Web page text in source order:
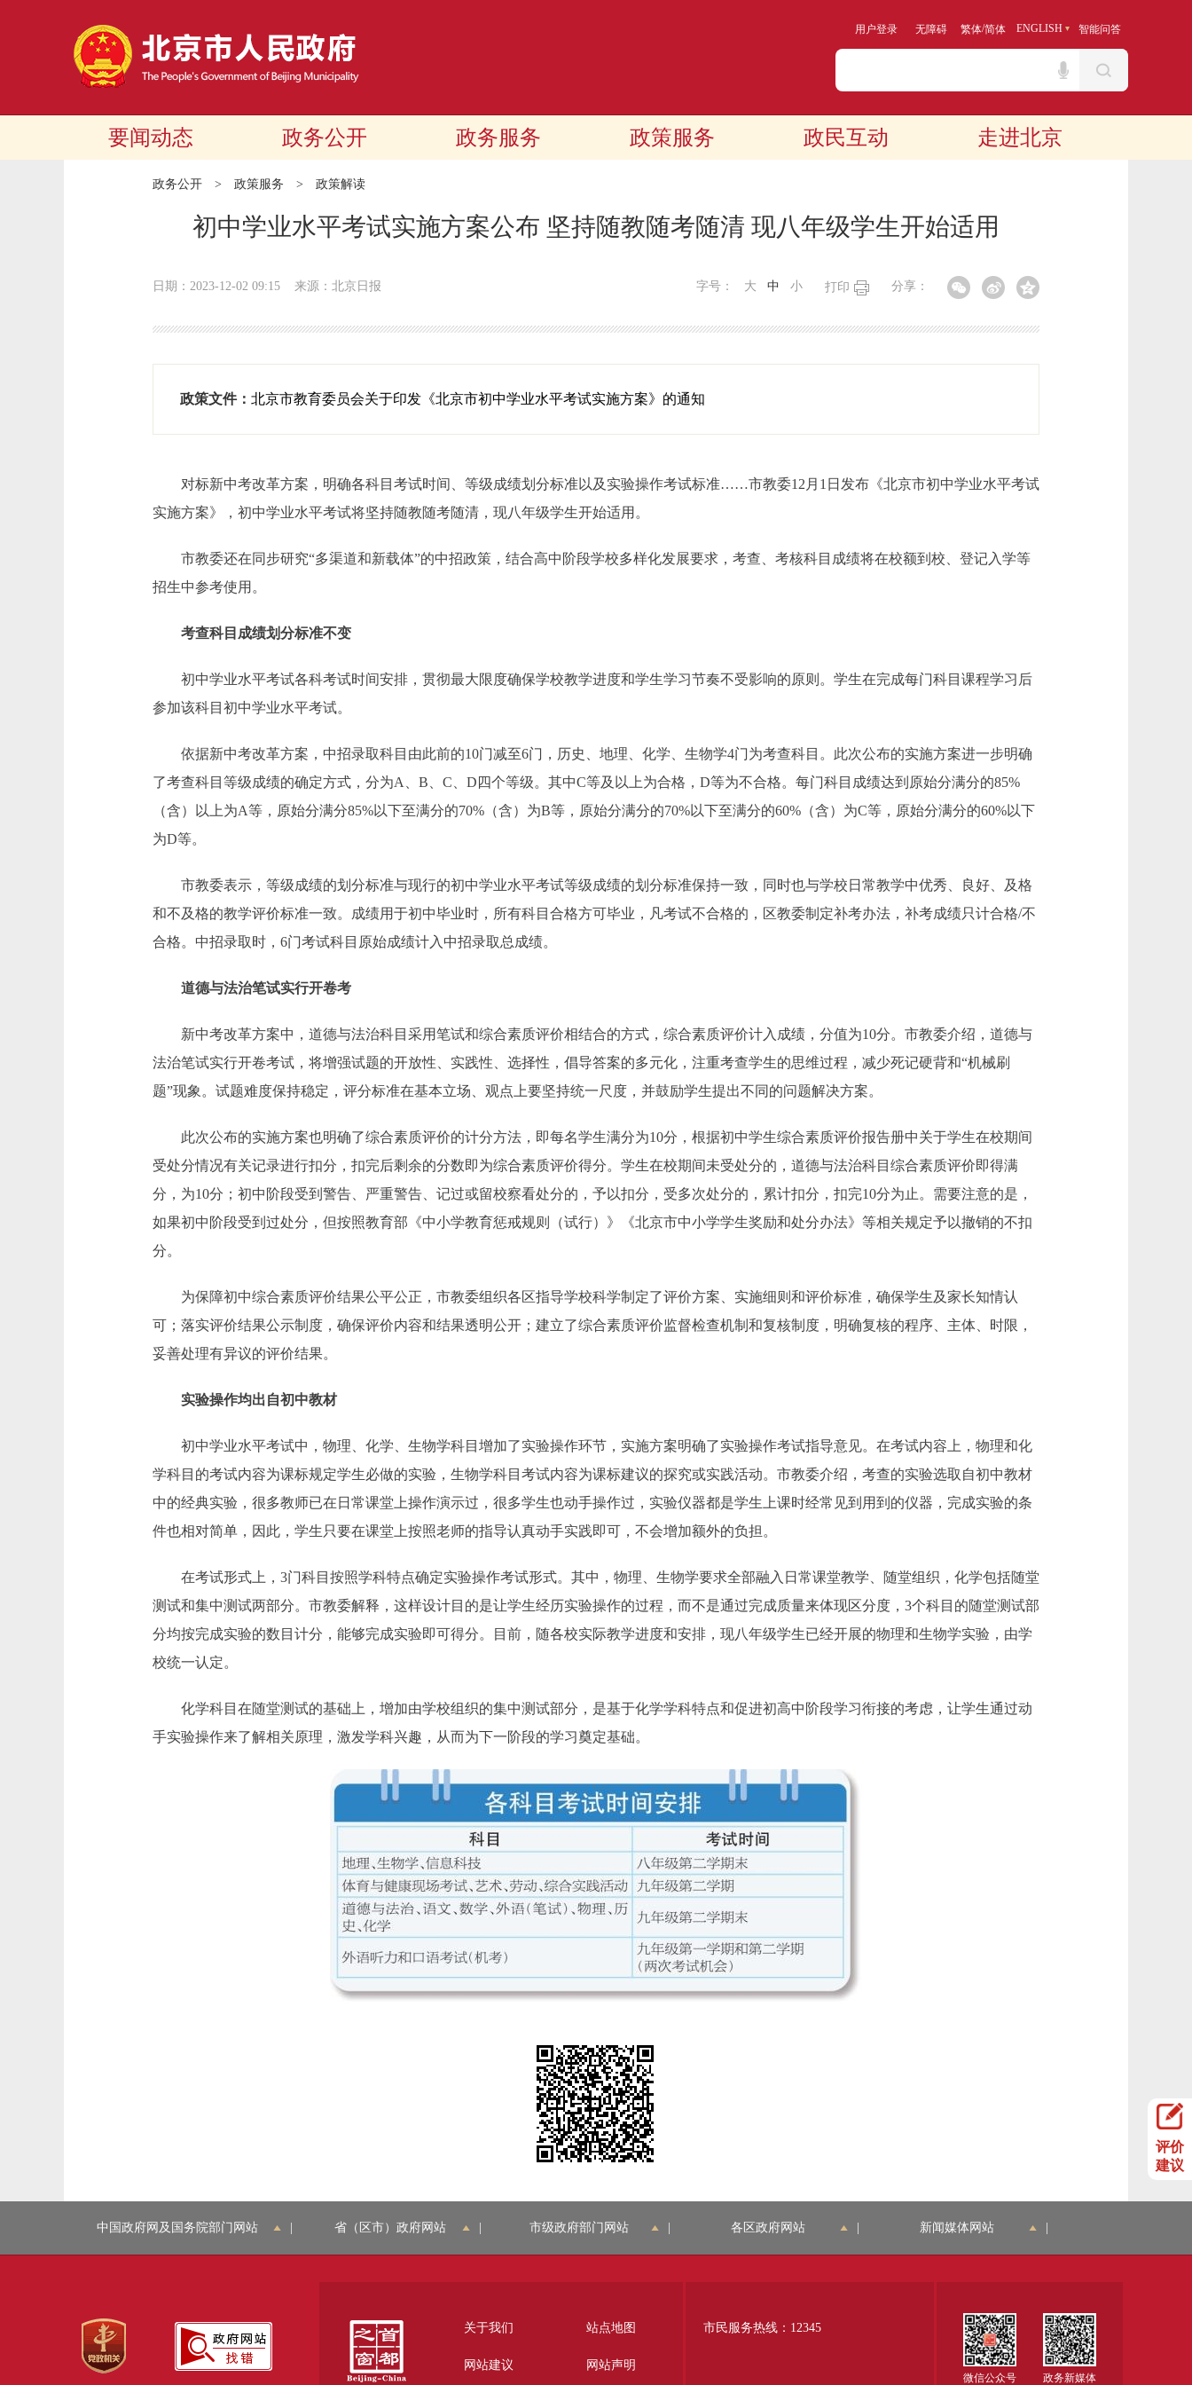
用户登录 无障碍 繁体/简体 ENGLISH 智能问答
要闻动态 政务公开 政务服务 政策服务 政民互动 走进北京
政务公开 > 政策服务 > 政策解读
初中学业水平考试实施方案公布 坚持随教随考随清 现八年级学生开始适用
日期：2023-12-02 09:15 来源：北京日报 分享：
打印
字号： 大 中 小
政策文件： 北京市教育委员会关于印发《北京市初中学业水平考试实施方案》的通知
对标新中考改革方案，明确各科目考试时间、等级成绩划分标准以及实验操作考试标准……市教委12月1日发布《北京市初中学业水平考试
实施方案》，初中学业水平考试将坚持随教随考随清，现八年级学生开始适用。
市教委还在同步研究“多渠道和新载体”的中招政策，结合高中阶段学校多样化发展要求，考查、考核科目成绩将在校额到校、登记入学等
招生中参考使用。
考查科目成绩划分标准不变
初中学业水平考试各科考试时间安排，贯彻最大限度确保学校教学进度和学生学习节奏不受影响的原则。学生在完成每门科目课程学习后
参加该科目初中学业水平考试。
依据新中考改革方案，中招录取科目由此前的10门减至6门，历史、地理、化学、生物学4门为考查科目。此次公布的实施方案进一步明确
了考查科目等级成绩的确定方式，分为A、B、C、D四个等级。其中C等及以上为合格，D等为不合格。每门科目成绩达到原始分满分的85%
（含）以上为A等，原始分满分85%以下至满分的70%（含）为B等，原始分满分的70%以下至满分的60%（含）为C等，原始分满分的60%以下
为D等。
市教委表示，等级成绩的划分标准与现行的初中学业水平考试等级成绩的划分标准保持一致，同时也与学校日常教学中优秀、良好、及格
和不及格的教学评价标准一致。成绩用于初中毕业时，所有科目合格方可毕业，凡考试不合格的，区教委制定补考办法，补考成绩只计合格/不
合格。中招录取时，6门考试科目原始成绩计入中招录取总成绩。
道德与法治笔试实行开卷考
新中考改革方案中，道德与法治科目采用笔试和综合素质评价相结合的方式，综合素质评价计入成绩，分值为10分。市教委介绍，道德与
法治笔试实行开卷考试，将增强试题的开放性、实践性、选择性，倡导答案的多元化，注重考查学生的思维过程，减少死记硬背和“机械刷
题”现象。试题难度保持稳定，评分标准在基本立场、观点上要坚持统一尺度，并鼓励学生提出不同的问题解决方案。
此次公布的实施方案也明确了综合素质评价的计分方法，即每名学生满分为10分，根据初中学生综合素质评价报告册中关于学生在校期间
受处分情况有关记录进行扣分，扣完后剩余的分数即为综合素质评价得分。学生在校期间未受处分的，道德与法治科目综合素质评价即得满
分，为10分；初中阶段受到警告、严重警告、记过或留校察看处分的，予以扣分，受多次处分的，累计扣分，扣完10分为止。需要注意的是，
如果初中阶段受到过处分，但按照教育部《中小学教育惩戒规则（试行）》《北京市中小学学生奖励和处分办法》等相关规定予以撤销的不扣
分。
为保障初中综合素质评价结果公平公正，市教委组织各区指导学校科学制定了评价方案、实施细则和评价标准，确保学生及家长知情认
可；落实评价结果公示制度，确保评价内容和结果透明公开；建立了综合素质评价监督检查机制和复核制度，明确复核的程序、主体、时限，
妥善处理有异议的评价结果。
实验操作均出自初中教材
初中学业水平考试中，物理、化学、生物学科目增加了实验操作环节，实施方案明确了实验操作考试指导意见。在考试内容上，物理和化
学科目的考试内容为课标规定学生必做的实验，生物学科目考试内容为课标建议的探究或实践活动。市教委介绍，考查的实验选取自初中教材
中的经典实验，很多教师已在日常课堂上操作演示过，很多学生也动手操作过，实验仪器都是学生上课时经常见到用到的仪器，完成实验的条
件也相对简单，因此，学生只要在课堂上按照老师的指导认真动手实践即可，不会增加额外的负担。
在考试形式上，3门科目按照学科特点确定实验操作考试形式。其中，物理、生物学要求全部融入日常课堂教学、随堂组织，化学包括随堂
测试和集中测试两部分。市教委解释，这样设计目的是让学生经历实验操作的过程，而不是通过完成质量来体现区分度，3个科目的随堂测试部
分均按完成实验的数目计分，能够完成实验即可得分。目前，随各校实际教学进度和安排，现八年级学生已经开展的物理和生物学实验，由学
校统一认定。
化学科目在随堂测试的基础上，增加由学校组织的集中测试部分，是基于化学学科特点和促进初高中阶段学习衔接的考虑，让学生通过动
手实验操作来了解相关原理，激发学科兴趣，从而为下一阶段的学习奠定基础。
评价
建议
中国政府网及国务院部门网站 省（区市）政府网站 市级政府部门网站 各区政府网站 新闻媒体网站
关于我们 站点地图
网站建议 网站声明
市民服务热线：12345
微信公众号 政务新媒体